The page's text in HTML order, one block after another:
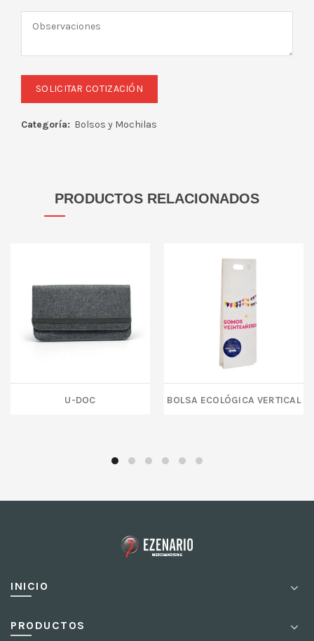
Categoría: Bolsos y Mochilas
PRODUCTOS RELACIONADOS
U-DOC BOLSA ECOLÓGICA VERTICAL
INICIO
PRODUCTOS